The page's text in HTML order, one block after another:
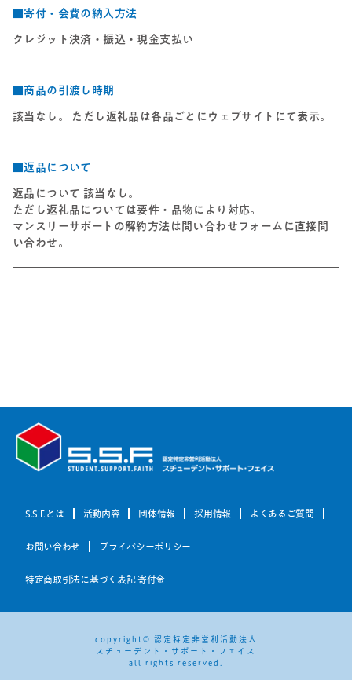
■寄付・会費の納入方法
クレジット決済・振込・現金支払い
■商品の引渡し時期
該当なし。 ただし返礼品は各品ごとにウェブサイトにて表示。
■返品について
返品について 該当なし。
ただし返礼品については要件・品物により対応。
マンスリーサポートの解約方法は問い合わせフォームに直接問
い合わせ。
S.S.F.とは 活動内容 団体情報 採用情報 よくあるご質問
お問い合わせ プライバシーポリシー
特定商取引法に基づく表記 寄付金
copyright© 認定特定非営利活動法人
スチューデント・サポート・フェイス
all rights reserved.